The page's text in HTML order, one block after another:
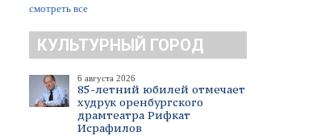
смотреть все
КУЛЬТУРНЫЙ ГОРОД
6 августа 2026
85-летний юбилей отмечает
худрук оренбургского
драмтеатра Рифкат
Исрафилов